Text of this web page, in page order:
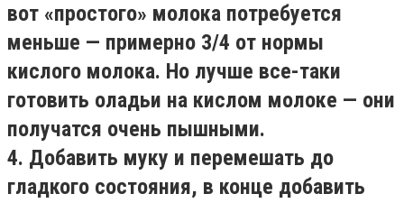
вот «простого» молока потребуется
меньше — примерно 3/4 от нормы
кислого молока. Но лучше все-таки
готовить оладьи на кислом молоке — они
получатся очень пышными.
4. Добавить муку и перемешать до
гладкого состояния, в конце добавить